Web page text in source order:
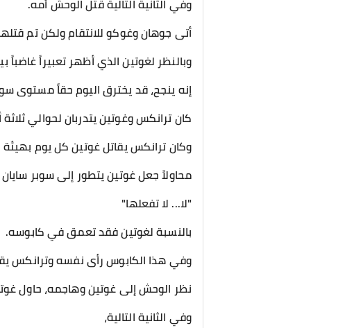
وفي الثانية التالية قتل الوحش أمه.
أتى جوهان وغوكو للانتقام ولكن تم
وبالنظر لغوتين الذي أظهر تعبيراً غاضباً
إنه ينجح، قد يخترق اليوم حقاً مستوى
كان ترانكس وغوتين يتدربان لحوالي
وكان ترانكس يقاتل غوتين كل يوم بهيئة
محاولاً جعل غوتين يتطور إلى سوبر سايان 2 بسهولة مثلما فعل سايان الكون السادس في دراغون بول سوبر.
"لا... لا تفعلها"
بالنسبة لغوتين فقد تعمق في كابوسه.
وفي هذا الكابوس رأى نفسه وترانكس
نظر الوحش إلى غوتين وهاجمه، حاول
وفي الثانية التالية،